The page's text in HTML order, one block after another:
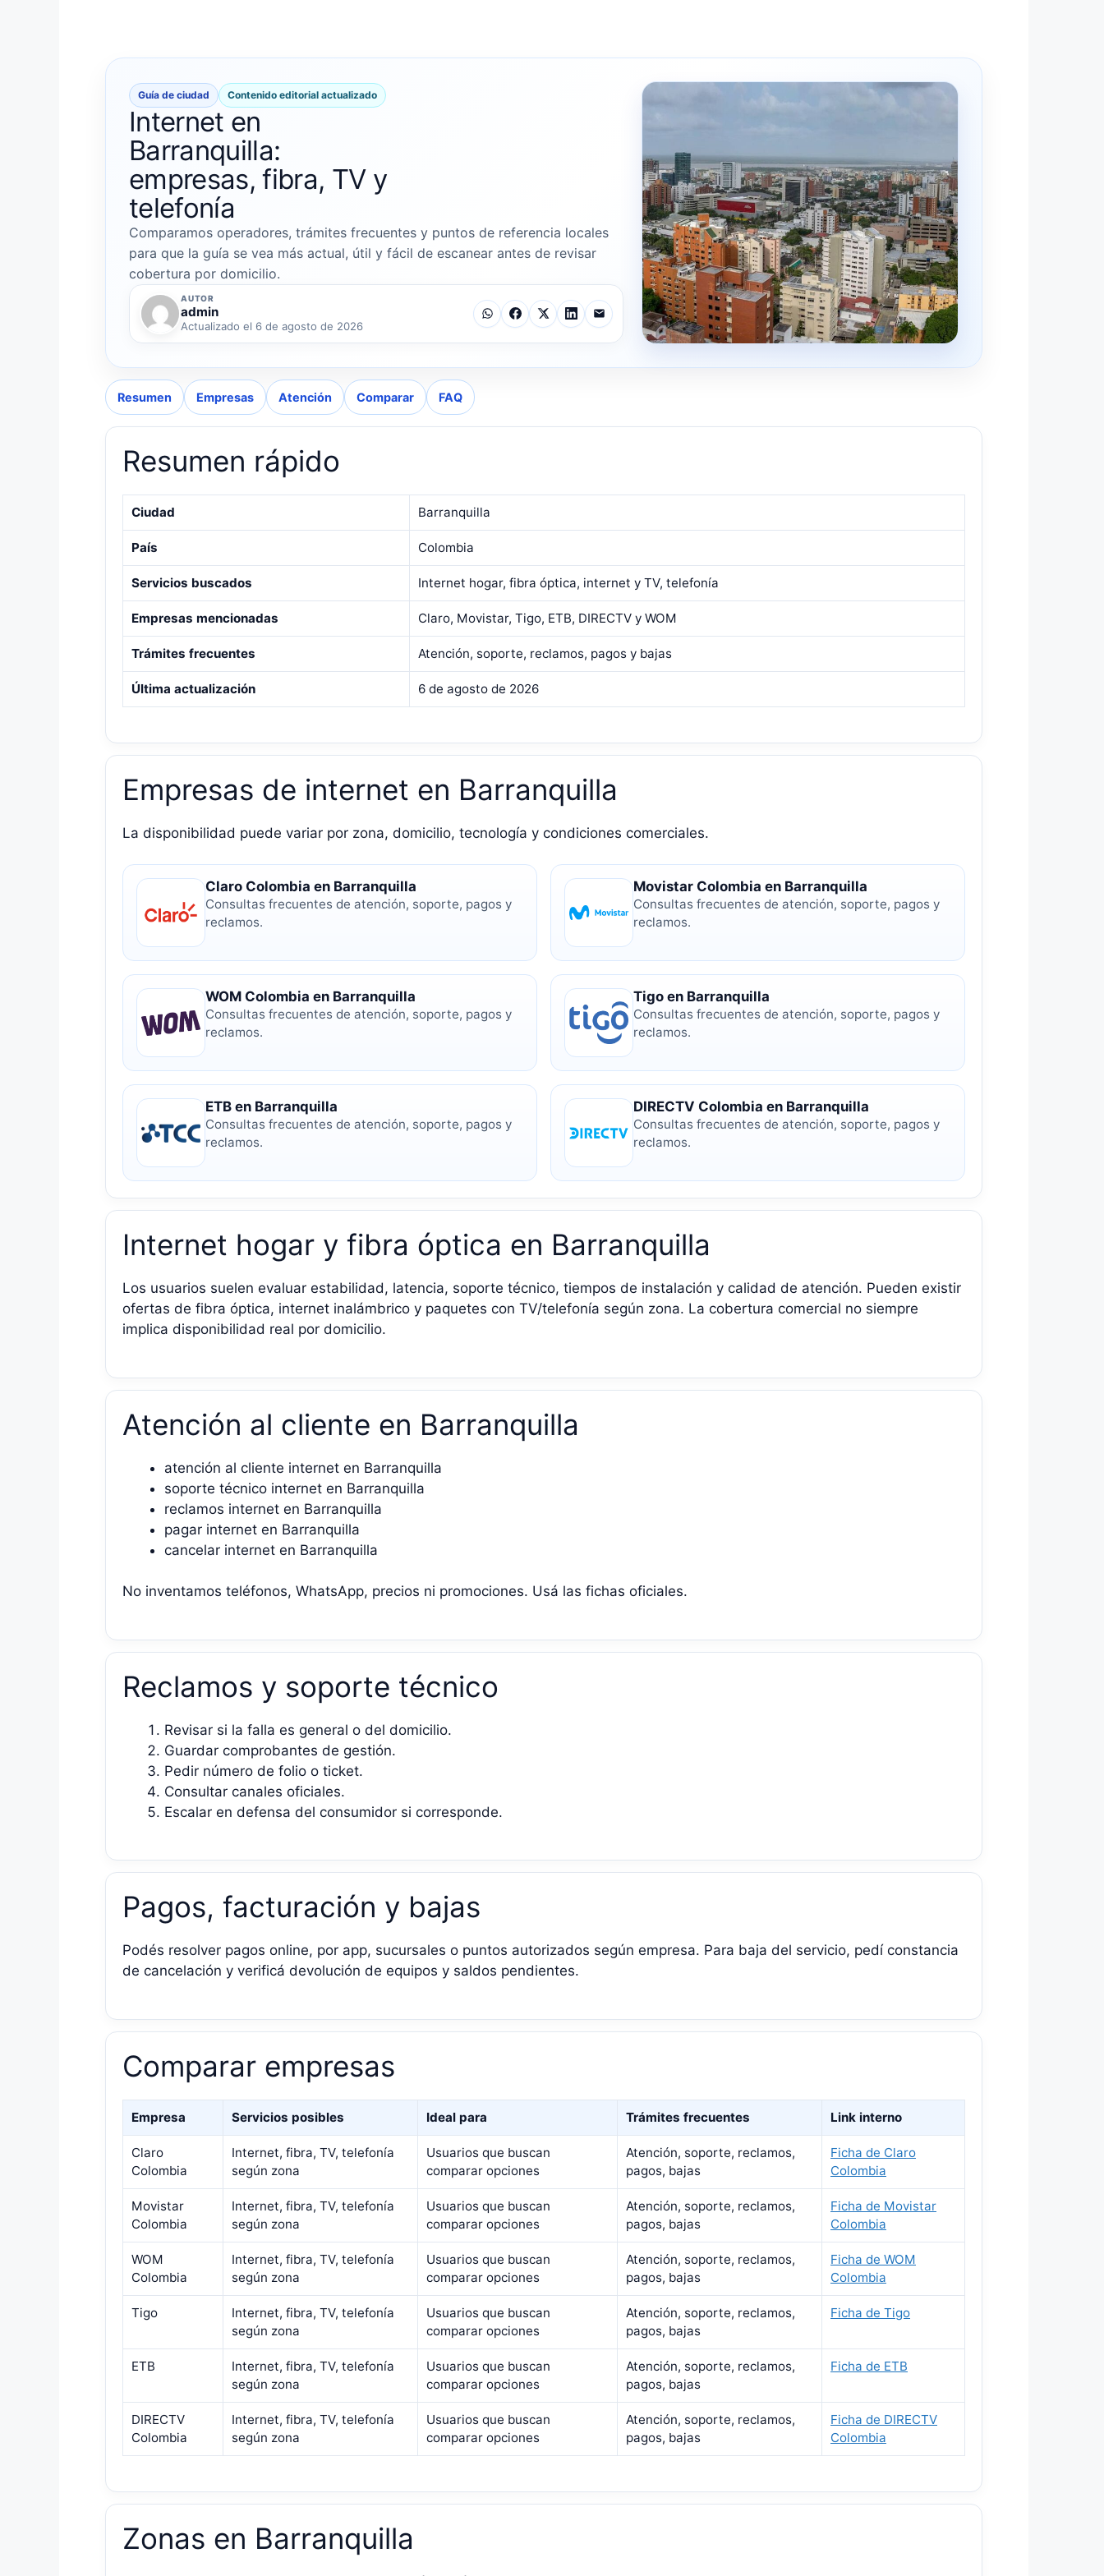
Guía de ciudad Contenido editorial actualizado
Internet en
Barranquilla:
empresas, fibra, TV y
telefonía
Comparamos operadores, trámites frecuentes y puntos de referencia locales
para que la guía se vea más actual, útil y fácil de escanear antes de revisar
cobertura por domicilio.
AUTOR
admin
Actualizado el 6 de agosto de 2026
Resumen Empresas Atención Comparar FAQ
Resumen rápido
Ciudad Barranquilla
País Colombia
Servicios buscados Internet hogar, fibra óptica, internet y TV, telefonía
Empresas mencionadas Claro, Movistar, Tigo, ETB, DIRECTV y WOM
Trámites frecuentes Atención, soporte, reclamos, pagos y bajas
Última actualización 6 de agosto de 2026
Empresas de internet en Barranquilla
La disponibilidad puede variar por zona, domicilio, tecnología y condiciones comerciales.
Claro Colombia en Barranquilla
Consultas frecuentes de atención, soporte, pagos y
reclamos.
Movistar Colombia en Barranquilla
Consultas frecuentes de atención, soporte, pagos y
reclamos.
WOM Colombia en Barranquilla
Consultas frecuentes de atención, soporte, pagos y
reclamos.
Tigo en Barranquilla
Consultas frecuentes de atención, soporte, pagos y
reclamos.
ETB en Barranquilla
Consultas frecuentes de atención, soporte, pagos y
reclamos.
DIRECTV Colombia en Barranquilla
Consultas frecuentes de atención, soporte, pagos y
reclamos.
Internet hogar y fibra óptica en Barranquilla
Los usuarios suelen evaluar estabilidad, latencia, soporte técnico, tiempos de instalación y calidad de atención. Pueden existir
ofertas de fibra óptica, internet inalámbrico y paquetes con TV/telefonía según zona. La cobertura comercial no siempre
implica disponibilidad real por domicilio.
Atención al cliente en Barranquilla
atención al cliente internet en Barranquilla
soporte técnico internet en Barranquilla
reclamos internet en Barranquilla
pagar internet en Barranquilla
cancelar internet en Barranquilla
No inventamos teléfonos, WhatsApp, precios ni promociones. Usá las fichas oficiales.
Reclamos y soporte técnico
Revisar si la falla es general o del domicilio.
Guardar comprobantes de gestión.
Pedir número de folio o ticket.
Consultar canales oficiales.
Escalar en defensa del consumidor si corresponde.
Pagos, facturación y bajas
Podés resolver pagos online, por app, sucursales o puntos autorizados según empresa. Para baja del servicio, pedí constancia
de cancelación y verificá devolución de equipos y saldos pendientes.
Comparar empresas
Empresa Servicios posibles Ideal para Trámites frecuentes Link interno
Claro
Colombia
Internet, fibra, TV, telefonía
según zona
Usuarios que buscan
comparar opciones
Atención, soporte, reclamos,
pagos, bajas
Ficha de Claro
Colombia
Movistar
Colombia
Internet, fibra, TV, telefonía
según zona
Usuarios que buscan
comparar opciones
Atención, soporte, reclamos,
pagos, bajas
Ficha de Movistar
Colombia
WOM
Colombia
Internet, fibra, TV, telefonía
según zona
Usuarios que buscan
comparar opciones
Atención, soporte, reclamos,
pagos, bajas
Ficha de WOM
Colombia
Tigo
Internet, fibra, TV, telefonía
según zona
Usuarios que buscan
comparar opciones
Atención, soporte, reclamos,
pagos, bajas
Ficha de Tigo
ETB
Internet, fibra, TV, telefonía
según zona
Usuarios que buscan
comparar opciones
Atención, soporte, reclamos,
pagos, bajas
Ficha de ETB
DIRECTV
Colombia
Internet, fibra, TV, telefonía
según zona
Usuarios que buscan
comparar opciones
Atención, soporte, reclamos,
pagos, bajas
Ficha de DIRECTV
Colombia
Zonas en Barranquilla